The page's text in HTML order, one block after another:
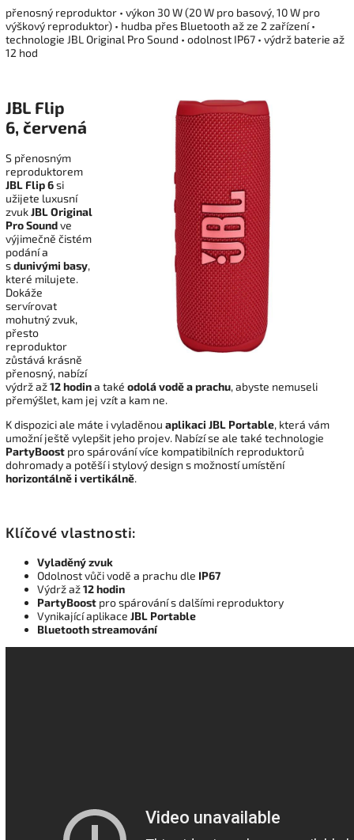
přenosný reproduktor • výkon 30 W (20 W pro basový, 10 W pro
výškový reproduktor) • hudba přes Bluetooth až ze 2 zařízení •
technologie JBL Original Pro Sound • odolnost IP67 • výdrž baterie až
12 hod
JBL Flip
6, červená
S přenosným
reproduktorem
JBL Flip 6si
užijete luxusní
zvukJBL Original
Pro Soundve
výjimečně čistém
podání a
sdunivými basy,
které milujete.
Dokáže
servírovat
mohutný zvuk,
přesto
reproduktor
zůstává krásně
přenosný, nabízí
výdrž až12 hodina také odolá vodě a prachu, abyste nemuseli
přemýšlet, kam jej vzít a kam ne.
K dispozici ale máte i vyladěnou aplikaci JBL Portable, která vám
umožní ještě vylepšit jeho projev. Nabízí se ale také technologie
PartyBoost pro spárování více kompatibilních reproduktorů
dohromady a potěší i stylový design s možností umístění
horizontálně i vertikálně.
Klíčové vlastnosti:
Vyladěný zvuk
Odolnost vůči vodě a prachu dle IP67
Výdrž až12 hodin
PartyBoost pro spárování s dalšími reproduktory
Vynikající aplikace JBL Portable
Bluetooth streamování